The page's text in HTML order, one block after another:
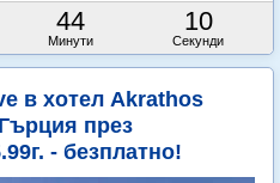
44
Минути
8
Секунди
в хотел Akrathos
през
- безплатно!